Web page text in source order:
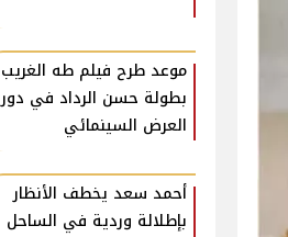
موعد طرح فيلم طه الغريب
بطولة حسن الرداد في دور
العرض السينمائي
أحمد سعد يخطف الأنظار
بإطلالة وردية في الساحل